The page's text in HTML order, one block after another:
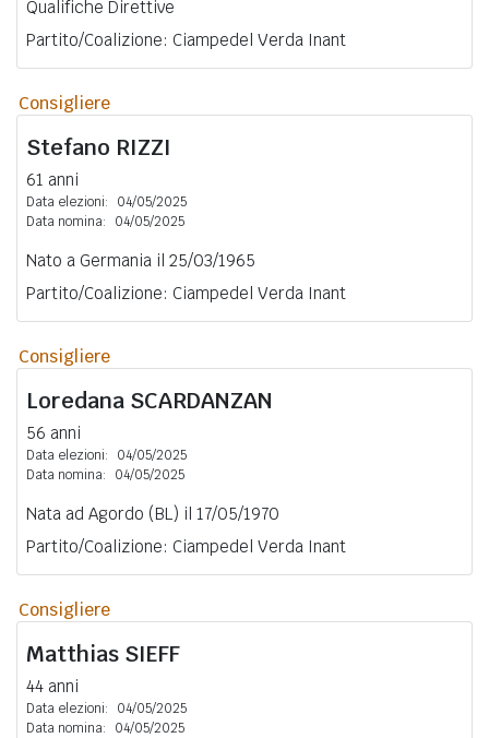
Qualifiche Direttive
Partito/Coalizione: Ciampedel Verda Inant
Consigliere
Stefano RIZZI
61 anni
Data elezioni:
04/05/2025
Data nomina:
04/05/2025
Nato a Germania il 25/03/1965
Partito/Coalizione: Ciampedel Verda Inant
Consigliere
Loredana SCARDANZAN
56 anni
Data elezioni:
04/05/2025
Data nomina:
04/05/2025
Nata ad Agordo (BL) il 17/05/1970
Partito/Coalizione: Ciampedel Verda Inant
Consigliere
Matthias SIEFF
44 anni
Data elezioni:
04/05/2025
Data nomina:
04/05/2025